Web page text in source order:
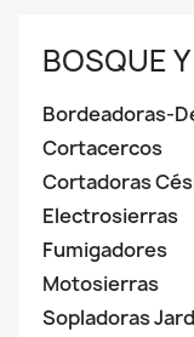
BOSQUE
Bordeadoras-
Cortacercos
Cortadoras
Electrosierras
Fumigadores
Motosierras
Sopladoras